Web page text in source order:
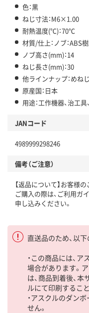
色：黒
ねじ寸法：M6×1.00
耐熱温度(℃)：70℃
材質/仕上：ノブ：ABS
ノブ高さ(mm)：14
ねじ長さ(mm)：30
他ラインナップ：めね
原産国：日本
用途：工作機器、治工具
JANコード
4989999298246
備考（ご注意）
【返品について】お客様
ご購入の際は、ご利用ガ
申し込みください。
直送品のため、以
・この商品には、
場合があります。
は、商品到着後、
ルにて印刷するこ
・アスクルのダン
せん。